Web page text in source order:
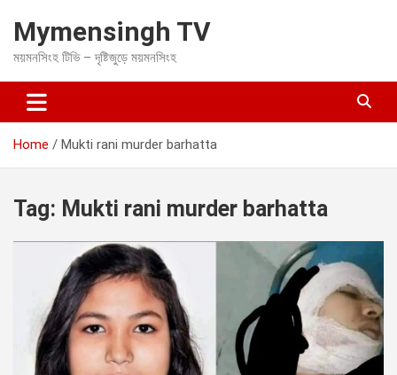
t
c
Mymensingh TV
ময়মনসিংহ টিভি – দৃষ্টিজুড়ে ময়মনসিংহ
Home Mukti rani murder barhatta
Tag: Mukti rani murder barhatta